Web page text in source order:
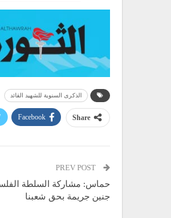
الذكرى السنوية للشهيد القائد
Share
Facebook
حماس: مشاركة السلطة
جنين جريمة بحق شعبنا